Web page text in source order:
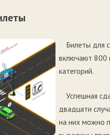
Билеты для
включают 800
категорий.
Успешная
двадцати
на них можно